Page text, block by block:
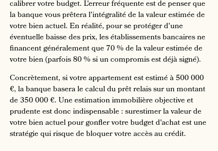
calibrer votre budget. L'erreur fréquente est de penser que
la banque vous prêtera l'intégralité de la valeur estimée de
votre bien actuel. En réalité, pour se protéger d'une
éventuelle baisse des prix, les établissements bancaires ne
financent généralement que 70 % de la valeur estimée de
votre bien (parfois 80 % si un compromis est déjà signé).
Concrètement, si votre appartement est estimé à 500 000
€, la banque basera le calcul du prêt relais sur un montant
de 350 000 €. Une estimation immobilière objective et
prudente est donc indispensable : surestimer la valeur de
votre bien actuel pour gonfler votre budget d'achat est une
stratégie qui risque de bloquer votre accès au crédit.